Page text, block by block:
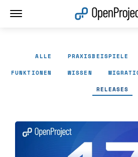
ALLE PRAXISBEISPIELE
FUNKTIONEN WISSEN
RELEASES
Link in neuem Tab öffnen